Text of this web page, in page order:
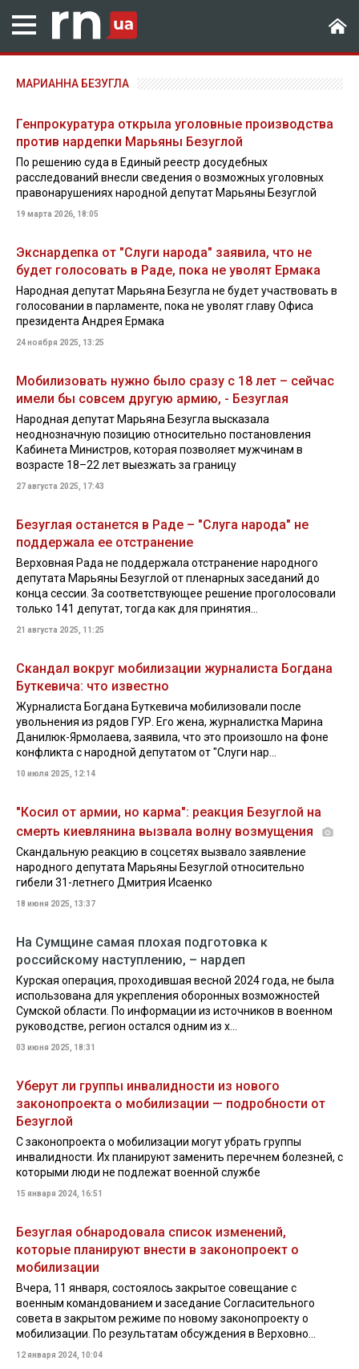
МАРИАННА БЕЗУГЛА
Генпрокуратура открыла уголовные производства
против нардепки Марьяны Безуглой
По решению суда в Единый реестр досудебных
расследований внесли сведения о возможных уголовных
правонарушениях народной депутат Марьяны Безуглой
19 марта 2026, 18:05
Экснардепка от "Слуги народа" заявила, что не
будет голосовать в Раде, пока не уволят Ермака
Народная депутат Марьяна Безугла не будет участвовать в
голосовании в парламенте, пока не уволят главу Офиса
президента Андрея Ермака
24 ноября 2025, 13:25
Мобилизовать нужно было сразу с 18 лет – сейчас
имели бы совсем другую армию, - Безуглая
Народная депутат Марьяна Безугла высказала
неоднозначную позицию относительно постановления
Кабинета Министров, которая позволяет мужчинам в
возрасте 18–22 лет выезжать за границу
27 августа 2025, 17:43
Безуглая останется в Раде – "Слуга народа" не
поддержала ее отстранение
Верховная Рада не поддержала отстранение народного
депутата Марьяны Безуглой от пленарных заседаний до
конца сессии. За соответствующее решение проголосовали
только 141 депутат, тогда как для принятия...
21 августа 2025, 11:25
Скандал вокруг мобилизации журналиста Богдана
Буткевича: что известно
Журналиста Богдана Буткевича мобилизовали после
увольнения из рядов ГУР. Его жена, журналистка Марина
Данилюк-Ярмолаева, заявила, что это произошло на фоне
конфликта с народной депутатом от "Слуги нар...
10 июля 2025, 12:14
"Косил от армии, но карма": реакция Безуглой на
смерть киевлянина вызвала волну возмущения
Скандальную реакцию в соцсетях вызвало заявление
народного депутата Марьяны Безуглой относительно
гибели 31-летнего Дмитрия Исаенко
18 июня 2025, 13:37
На Сумщине самая плохая подготовка к
российскому наступлению, – нардеп
Курская операция, проходившая весной 2024 года, не была
использована для укрепления оборонных возможностей
Сумской области. По информации из источников в военном
руководстве, регион остался одним из х...
03 июня 2025, 18:31
Уберут ли группы инвалидности из нового
законопроекта о мобилизации — подробности от
Безуглой
С законопроекта о мобилизации могут убрать группы
инвалидности. Их планируют заменить перечнем болезней, с
которыми люди не подлежат военной службе
15 января 2024, 16:51
Безуглая обнародовала список изменений,
которые планируют внести в законопроект о
мобилизации
Вчера, 11 января, состоялось закрытое совещание с
военным командованием и заседание Согласительного
совета в закрытом режиме по новому законопроекту о
мобилизации. По результатам обсуждения в Верховно...
12 января 2024, 10:04